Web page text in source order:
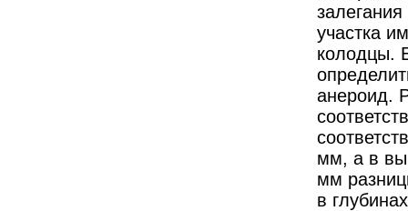
участка
колодцы.
анероид.
мм, а в
мм
в